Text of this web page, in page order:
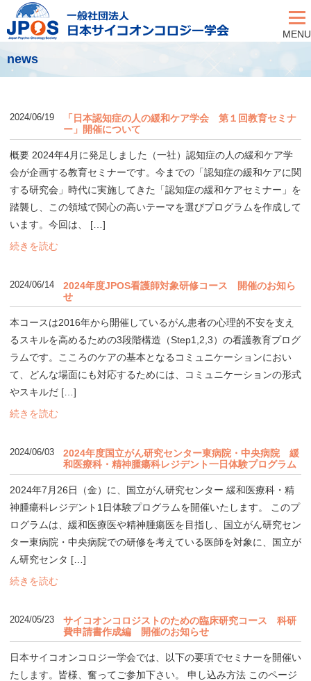
MENU
news
2024/06/19
「日本認知症の人の緩和ケア学会 第１回教育セミナ
ー」開催について
概要 2024年4月に発足しました（一社）認知症の人の緩和ケア学
会が企画する教育セミナーです。今までの「認知症の緩和ケアに関
する研究会」時代に実施してきた「認知症の緩和ケアセミナー」を
踏襲し、この領域で関心の高いテーマを選びプログラムを作成して
います。今回は、 […]
続きを読む
2024/06/14
2024年度JPOS看護師対象研修コース 開催のお知ら
せ
本コースは2016年から開催しているがん患者の心理的不安を支え
るスキルを高めるための3段階構造（Step1,2,3）の看護教育プログ
ラムです。こころのケアの基本となるコミュニケーションにおい
て、どんな場面にも対応するためには、コミュニケーションの形式
やスキルだ […]
続きを読む
2024/06/03
2024年度国立がん研究センター東病院・中央病院 緩
和医療科・精神腫瘍科レジデント一日体験プログラム
2024年7月26日（金）に、国立がん研究センター 緩和医療科・精
神腫瘍科レジデント1日体験プログラムを開催いたします。 このプ
ログラムは、緩和医療医や精神腫瘍医を目指し、国立がん研究セン
ター東病院・中央病院での研修を考えている医師を対象に、国立が
ん研究センタ […]
続きを読む
2024/05/23
サイコオンコロジストのための臨床研究コース 科研
費申請書作成編 開催のお知らせ
日本サイコオンコロジー学会では、以下の要項でセミナーを開催い
たします。皆様、奮ってご参加下さい。 申し込み方法 このページ